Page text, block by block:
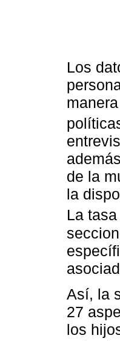
Los
de la
la
La
Así, la
27
los